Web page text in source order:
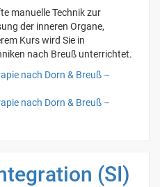
manuelle Technik zur
der inneren Organe,
Kurs wird Sie in
nach Breuß unterrichtet.
nach Dorn & Breuß –
nach Dorn & Breuß –
(SI)